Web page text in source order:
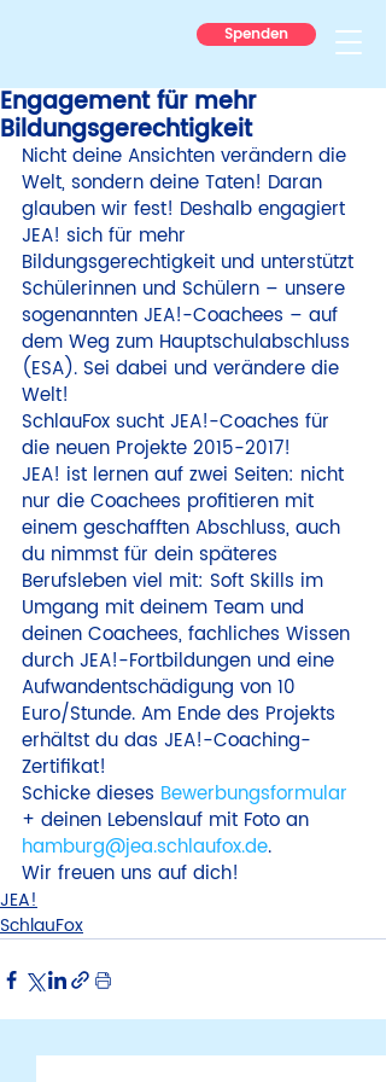
Spenden
Engagement für mehr
Bildungsgerechtigkeit
Nicht deine Ansichten verändern die
Welt, sondern deine Taten! Daran
glauben wir fest! Deshalb engagiert
JEA! sich für mehr
Bildungsgerechtigkeit und unterstützt
Schülerinnen und Schülern – unsere
sogenannten JEA!-Coachees – auf
dem Weg zum Hauptschulabschluss
(ESA). Sei dabei und verändere die
Welt!
SchlauFox sucht JEA!-Coaches für
die neuen Projekte 2015-2017!
JEA! ist lernen auf zwei Seiten: nicht
nur die Coachees profitieren mit
einem geschafften Abschluss, auch
du nimmst für dein späteres
Berufsleben viel mit: Soft Skills im
Umgang mit deinem Team und
deinen Coachees, fachliches Wissen
durch JEA!-Fortbildungen und eine
Aufwandentschädigung von 10
Euro/Stunde. Am Ende des Projekts
erhältst du das JEA!-Coaching-
Zertifikat!
Schicke dieses Bewerbungsformular
+ deinen Lebenslauf mit Foto an
hamburg@jea.schlaufox.de.
Wir freuen uns auf dich!
JEA!
SchlauFox